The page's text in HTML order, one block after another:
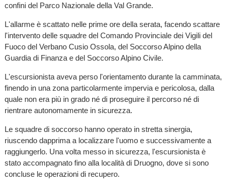
confini del Parco Nazionale della Val Grande.
L'allarme è scattato nelle prime ore della serata, facendo scattare
l'intervento delle squadre del Comando Provinciale dei Vigili del
Fuoco del Verbano Cusio Ossola, del Soccorso Alpino della
Guardia di Finanza e del Soccorso Alpino Civile.
L'escursionista aveva perso l'orientamento durante la camminata,
finendo in una zona particolarmente impervia e pericolosa, dalla
quale non era più in grado né di proseguire il percorso né di
rientrare autonomamente in sicurezza.
Le squadre di soccorso hanno operato in stretta sinergia,
riuscendo dapprima a localizzare l'uomo e successivamente a
raggiungerlo. Una volta messo in sicurezza, l'escursionista è
stato accompagnato fino alla località di Druogno, dove si sono
concluse le operazioni di recupero.